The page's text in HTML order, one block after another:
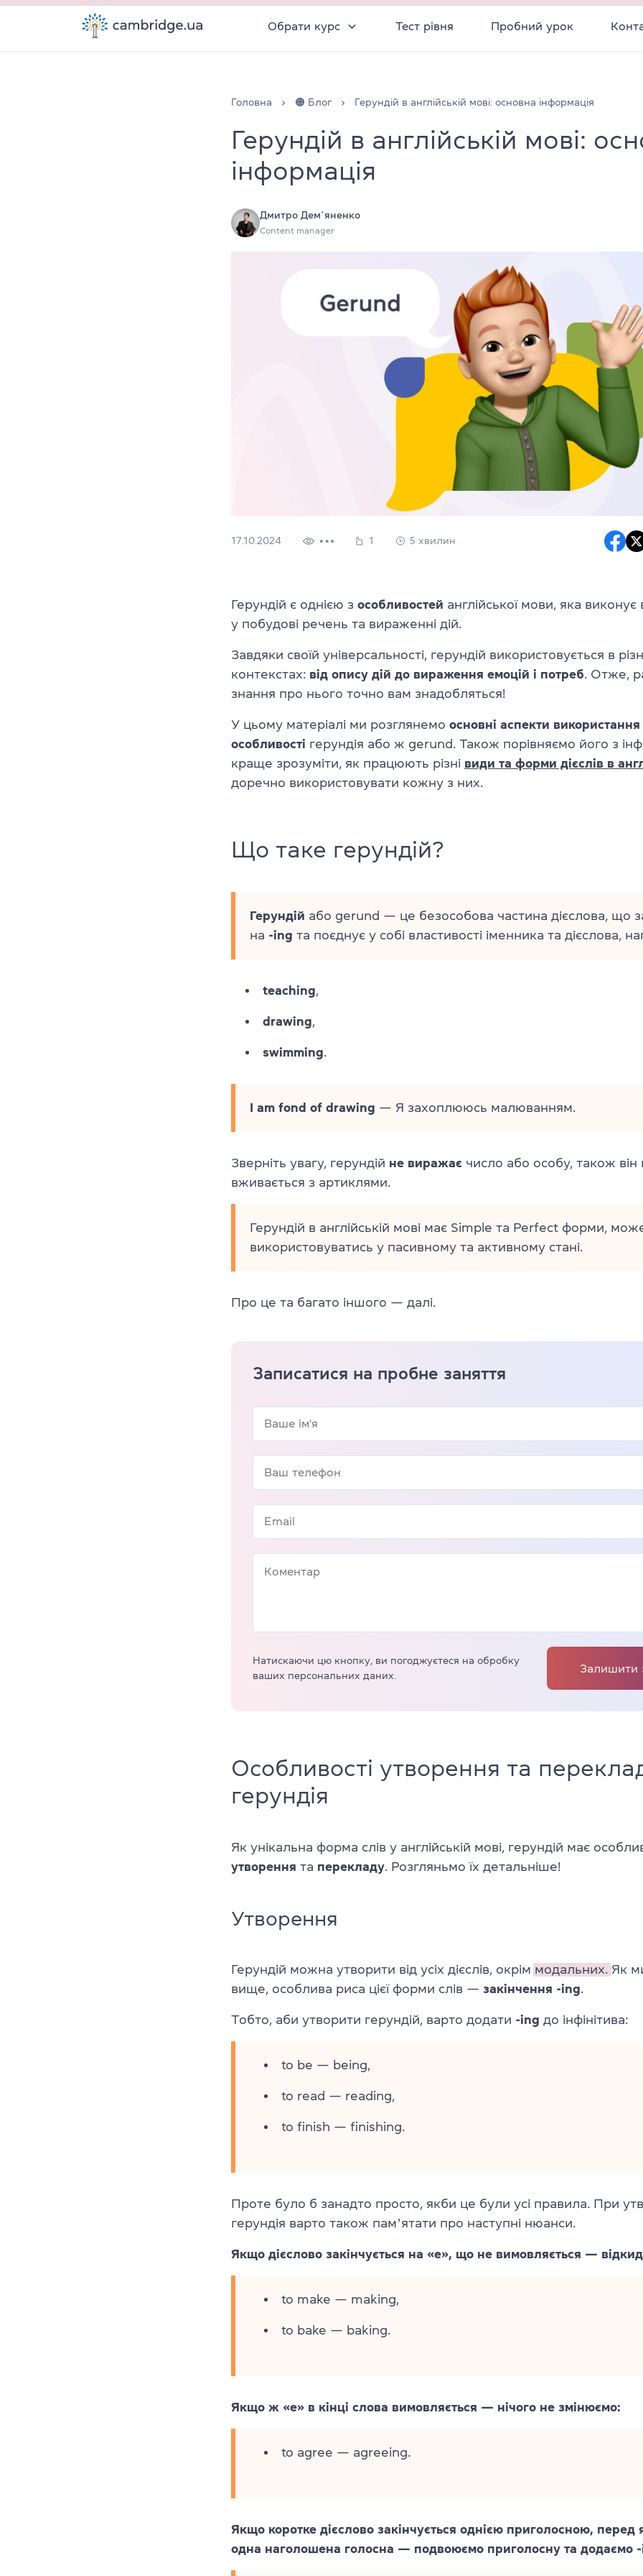
Обрати курс Тест рівня Пробний урок
Головна 🟠 Блог Герундій в англійській мові: основна інформація
Герундій в англійській мові:
інформація
Дмитро Демʼяненко
Content manager
17.10.2024 1 5 хвилин
Герундій є однією з особливостей англійської мови, яка
у побудові речень та вираженні дій.
Завдяки своїй універсальності, герундій використовується в
контекстах: від опису дій до вираження емоцій і потреб. Отже,
знання про нього точно вам знадобляться!
У цьому матеріалі ми розглянемо основні аспекти використання
особливості герундія або ж gerund. Також порівняємо його з
краще зрозуміти, як працюють різні види та форми дієслів в
доречно використовувати кожну з них.
Що таке герундій?
Герундій або gerund — це безособова частина дієслова, що
на -ing та поєднує у собі властивості іменника та дієслова,
teaching,
drawing,
swimming.
I am fond of drawing — Я захоплююсь малюванням.
Зверніть увагу, герундій не виражає число або особу, також він
вживається з артиклями.
Герундій в англійській мові має Simple та Perfect форми,
використовуватись у пасивному та активному стані.
Про це та багато іншого — далі.
Записатися на пробне заняття
Натискаючи цю кнопку, ви погоджуєтеся на обробку
ваших персональних даних.
Залишити
Особливості утворення та
герундія
Як унікальна форма слів у англійській мові, герундій має
утворення та перекладу. Розгляньмо їх детальніше!
Утворення
Герундій можна утворити від усіх дієслів, окрім модальних. Як
вище, особлива риса цієї форми слів — закінчення -ing.
Тобто, аби утворити герундій, варто додати -ing до інфінітива:
to be — being,
to read — reading,
to finish — finishing.
Проте було б занадто просто, якби це були усі правила. При
герундія варто також памʼятати про наступні нюанси.
Якщо дієслово закінчується на «e», що не вимовляється —
to make — making,
to bake — baking.
Якщо ж «e» в кінці слова вимовляється — нічого не змінюємо:
to agree — agreeing.
Якщо коротке дієслово закінчується однією приголосною, перед
одна наголошена голосна — подвоюємо приголосну та додаємо